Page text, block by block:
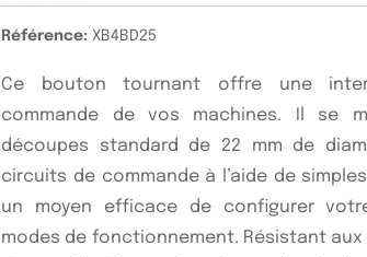
Référence:XB4BD25
Ce bouton tournant offre une
commande de vos machines. Il se
découpes standard de 22 mm de
circuits de commande à l’aide de
un moyen efficace de configurer
modes de fonctionnement. Résistant aux